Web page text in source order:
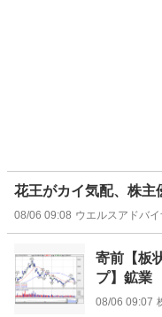
花王がカイ気配、株主
08/06 09:08 ウエルスアドバイ
寄前【板
プ】鉱業
08/06 09:07